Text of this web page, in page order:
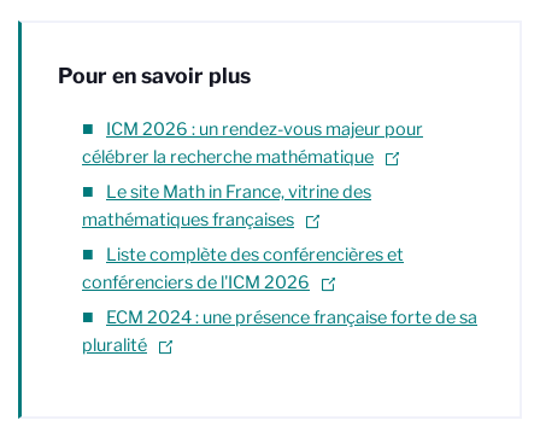
Pour en savoir plus
ICM 2026 : un rendez-vous majeur pour
célébrer la recherche mathématique
Le site Math in France, vitrine des
mathématiques françaises
Liste complète des conférencières et
conférenciers de l'ICM 2026
ECM 2024 : une présence française forte de sa
pluralité